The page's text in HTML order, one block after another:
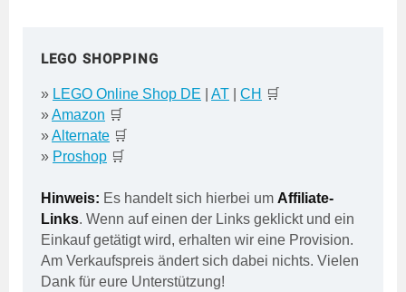
LEGO SHOPPING
» LEGO Online Shop DE AT CH 🛒
»Amazon 🛒
»Alternate 🛒
» Proshop 🛒
Hinweis: Es handelt sich hierbei um Affiliate-
Links. Wenn auf einen der Links geklickt und ein
Einkauf getätigt wird, erhalten wir eine Provision.
Am Verkaufspreis ändert sich dabei nichts. Vielen
Dank für eure Unterstützung!